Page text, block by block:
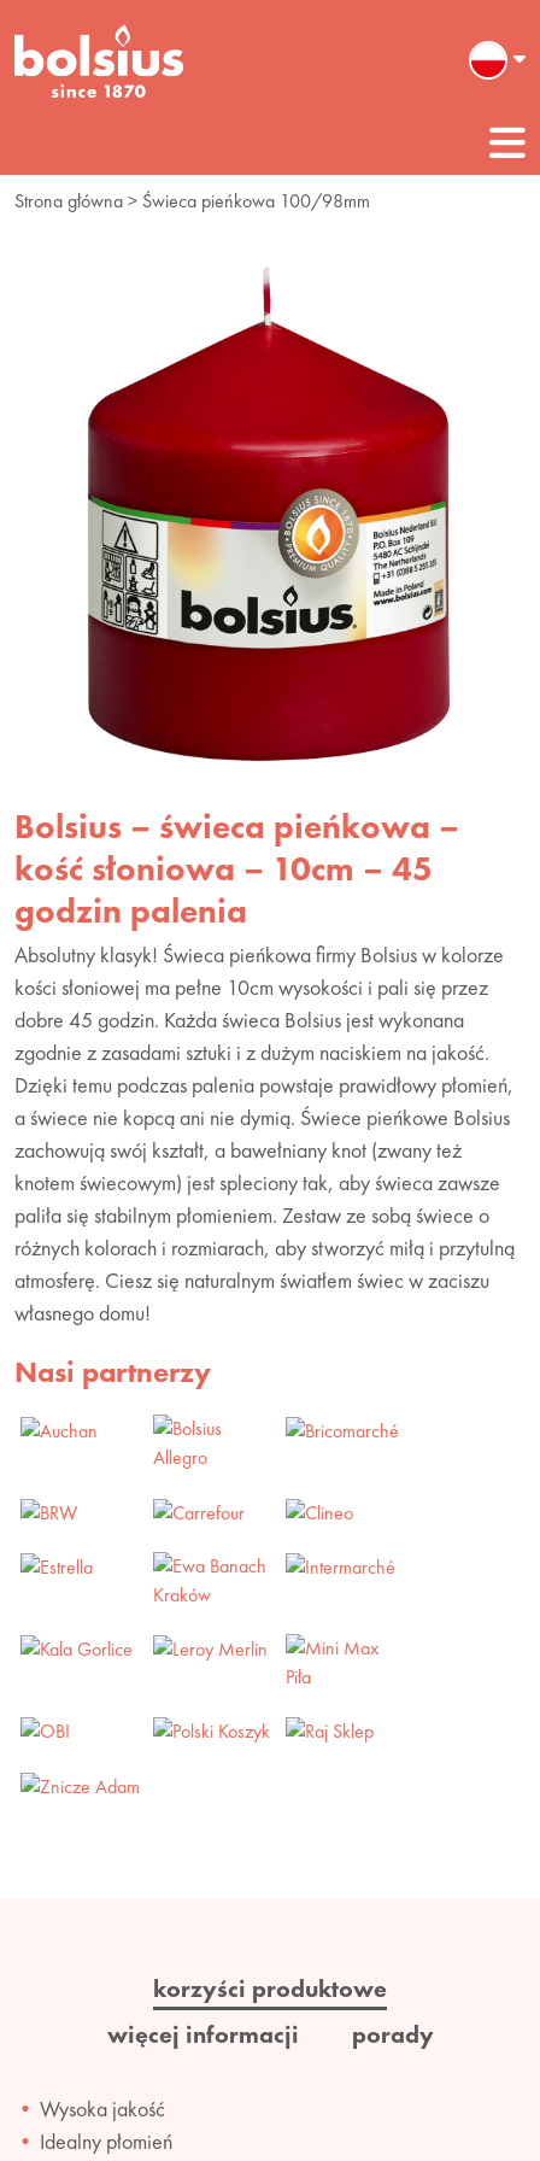
Strona główna> Świeca pieńkowa 100/98mm
Bolsius – świeca pieńkowa –
kość słoniowa – 10cm – 45
godzin palenia
Absolutny klasyk! Świeca pieńkowa firmy Bolsius w kolorze
kości słoniowej ma pełne 10cm wysokości i pali się przez
dobre 45 godzin. Każda świeca Bolsius jest wykonana
zgodnie z zasadami sztuki i z dużym naciskiem na jakość.
Dzięki temu podczas palenia powstaje prawidłowy płomień,
a świece nie kopcą ani nie dymią. Świece pieńkowe Bolsius
zachowują swój kształt, a bawełniany knot (zwany też
knotem świecowym) jest spleciony tak, aby świeca zawsze
paliła się stabilnym płomieniem. Zestaw ze sobą świece o
różnych kolorach i rozmiarach, aby stworzyć miłą i przytulną
atmosferę. Ciesz się naturalnym światłem świec w zaciszu
własnego domu!
Nasi partnerzy
korzyści produktowe
więcej informacji
porady
Wysoka jakość
Idealny płomień